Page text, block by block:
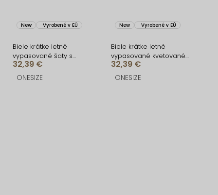
New Vyrobené v EÚ
Biele krátke letné
vypasované šaty s
citrónmi SOLARIS
32,39 €
ONESIZE
New Vyrobené v EÚ
Biele krátke letné
vypasované kvetované
šaty SOLARIS
32,39 €
ONESIZE